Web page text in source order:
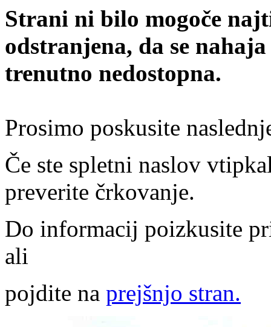
Strani ni bilo mogoče
odstranjena, da se
trenutno nedostopna.
Prosimo poskusite
Če ste spletni naslov
preverite črkovanje.
Do informacij poizkusite
ali
pojdite na prejšnjo stran.